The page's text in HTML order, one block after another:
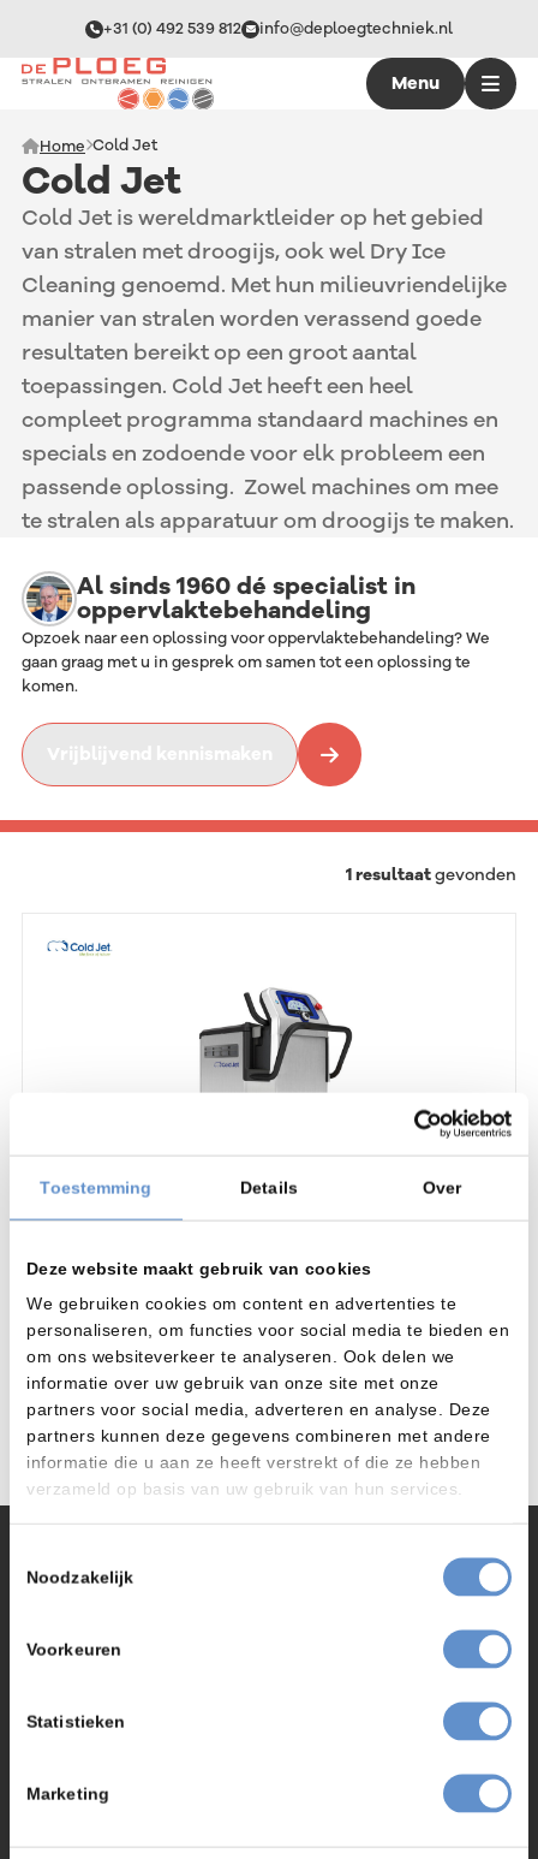
Toestemming Details Over
Deze website maakt gebruik van cookies
We gebruiken cookies om content en advertenties te
personaliseren, om functies voor social media te bieden en
om ons websiteverkeer te analyseren. Ook delen we
informatie over uw gebruik van onze site met onze
partners voor social media, adverteren en analyse. Deze
partners kunnen deze gegevens combineren met andere
informatie die u aan ze heeft verstrekt of die ze hebben
verzameld op basis van uw gebruik van hun services.
Noodzakelijk
Voorkeuren
Statistieken
Marketing
+31 (0) 492 539 812 info@deploegtechniek.nl
Menu
Home Cold Jet
Cold Jet
Cold Jet is wereldmarktleider op het gebied
van stralen met droogijs, ook wel Dry Ice
Cleaning genoemd. Met hun milieuvriendelijke
manier van stralen worden verassend goede
resultaten bereikt op een groot aantal
toepassingen. Cold Jet heeft een heel
compleet programma standaard machines en
specials en zodoende voor elk probleem een
passende oplossing. Zowel machines om mee
te stralen als apparatuur om droogijs te maken.
Al sinds 1960 dé specialist in
oppervlaktebehandeling
Opzoek naar een oplossing voor oppervlaktebehandeling? We
gaan graag met u in gesprek om samen tot een oplossing te
komen.
1resultaatgevonden
Cold Jet dry ice unit
Product bekijken
ColdJet is werelds grootste producent van
droogijs machines en technieken.